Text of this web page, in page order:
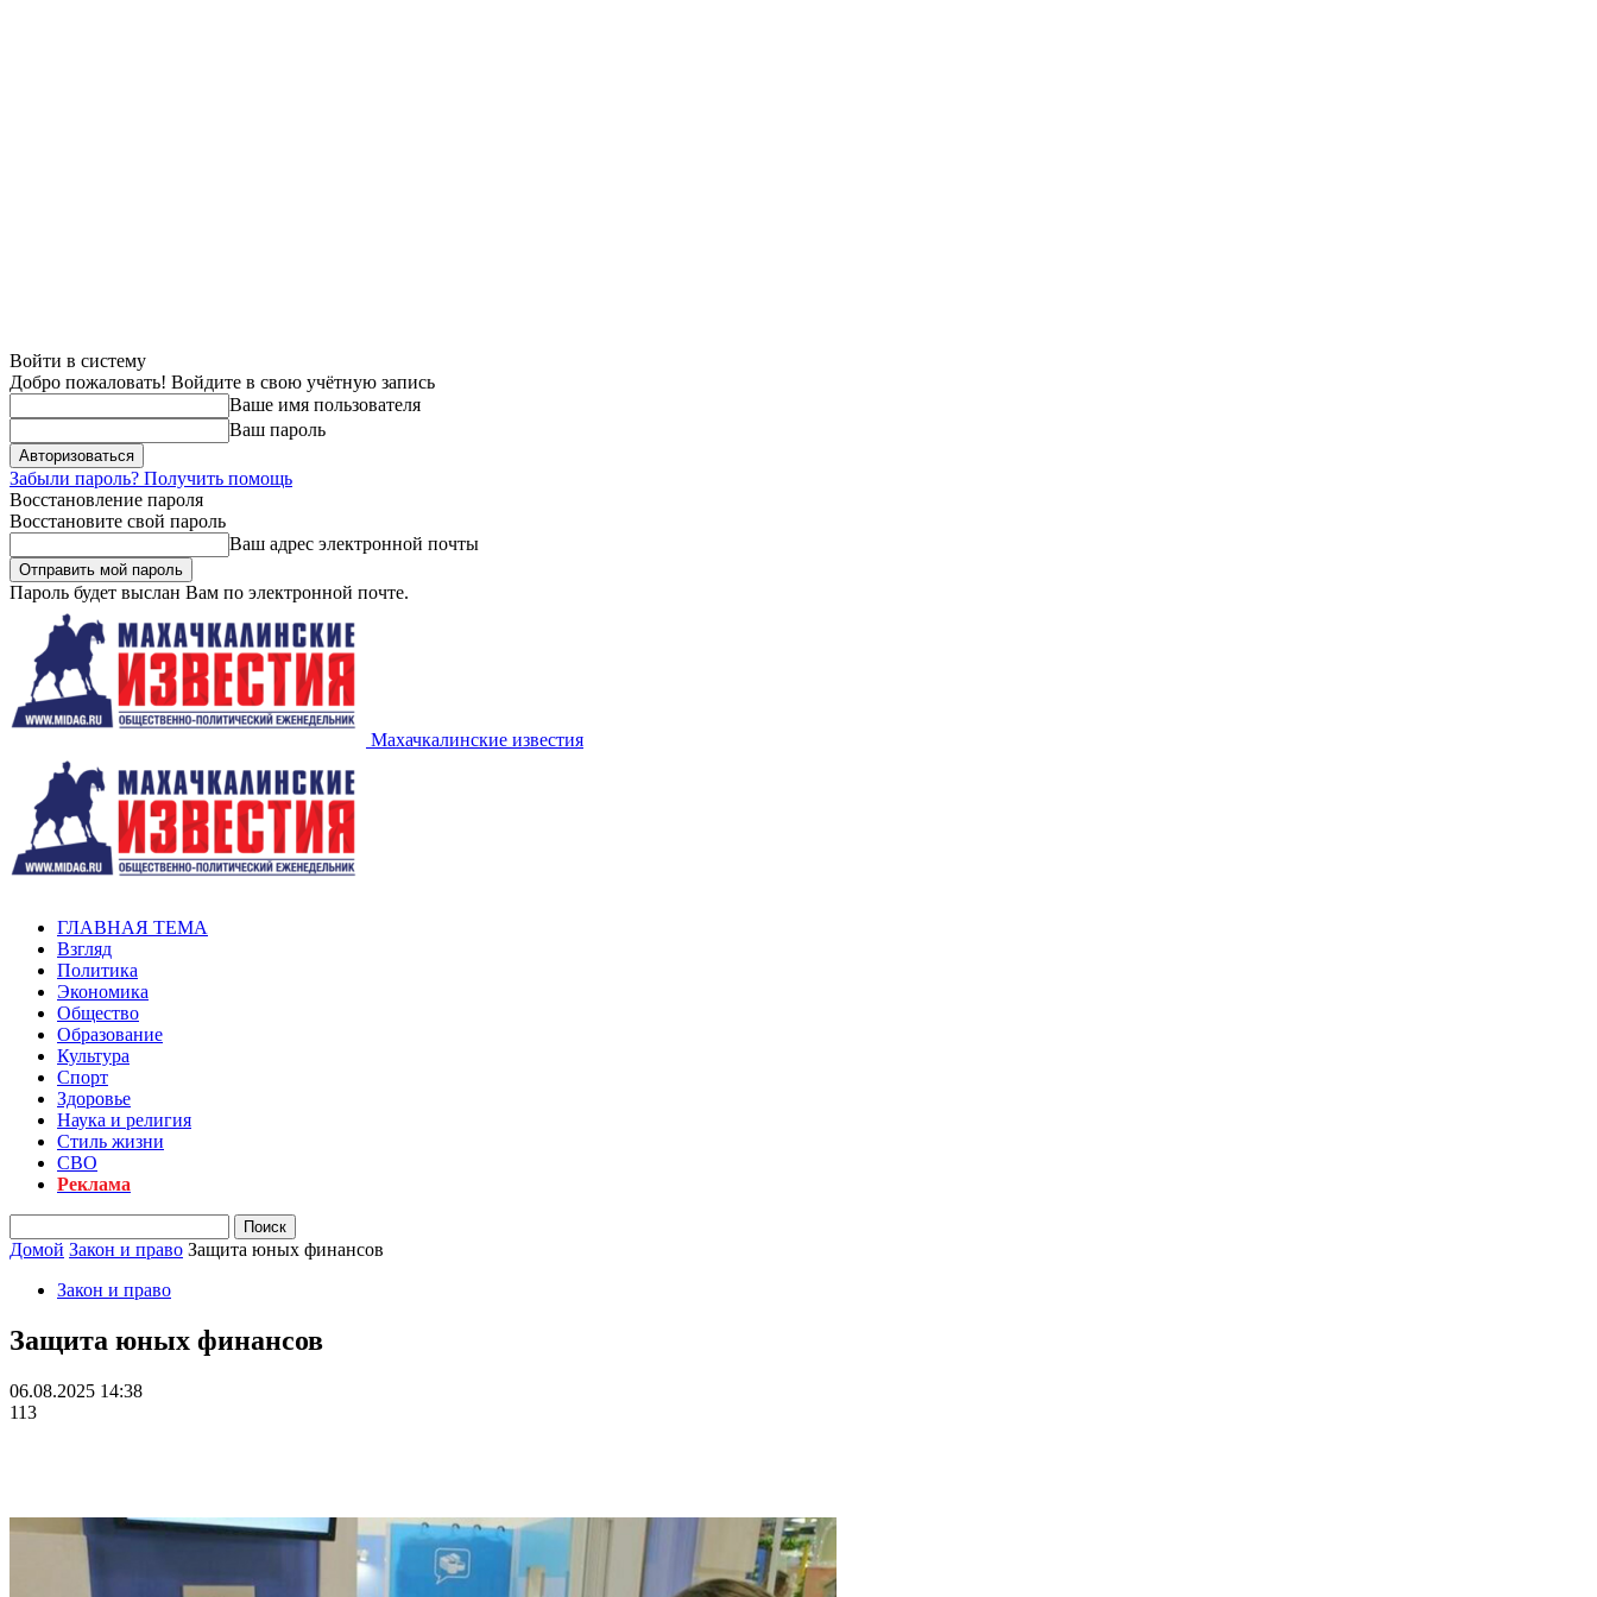
Войти в систему
Добро пожаловать! Войдите в свою учётную запись
Ваше имя пользователя
Ваш пароль
Забыли пароль? Получить помощь
Восстановление пароля
Восстановите свой пароль
Ваш адрес электронной почты
Пароль будет выслан Вам по электронной почте.
Махачкалинские известия
ГЛАВНАЯ ТЕМА
Взгляд
Политика
Экономика
Общество
Образование
Культура
Спорт
Здоровье
Наука и религия
Стиль жизни
СВО
Реклама
Домой Закон и право Защита юных финансов
Закон и право
Защита юных финансов
06.08.2025 14:38
113